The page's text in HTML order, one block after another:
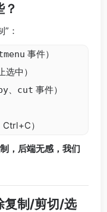
：
事件）
中）
、 cut 事件）
）
，后端无感，我们
复制/剪切/选